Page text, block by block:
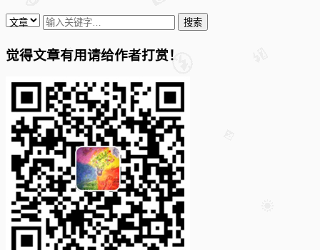
觉得文章有用请给作者打赏！